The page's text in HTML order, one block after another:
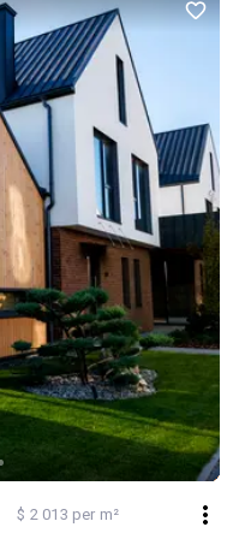
*
*
2026 року; * якісне
планування; * дві тераси; *
ВІД
Ціна — 280 000
$ 2 013 per m²